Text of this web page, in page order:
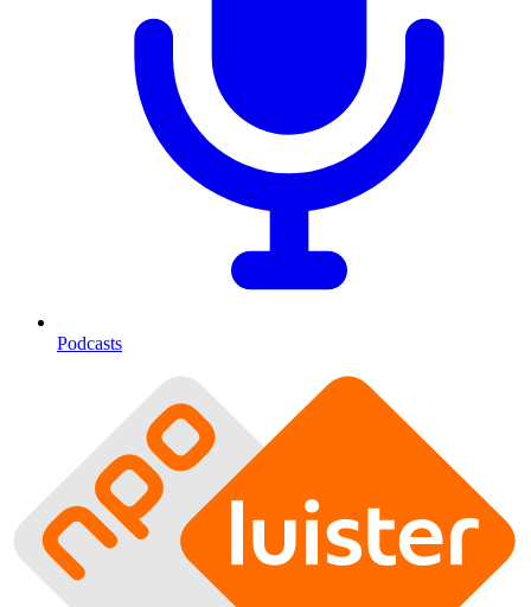
Podcasts